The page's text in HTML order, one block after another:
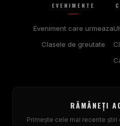
EVENIMENTE
Eveniment care urmeaza
Clasele de greutate
RĂMÂNEȚI
Primește cele mai recente